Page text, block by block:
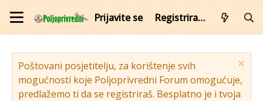
Prijavite se Registrirajte se
Poštovani posjetitelju, za korištenje svih
mogućnosti koje Poljoprivredni Forum omogućuje,
predlažemo ti da se registriraš. Besplatno je i tvoja